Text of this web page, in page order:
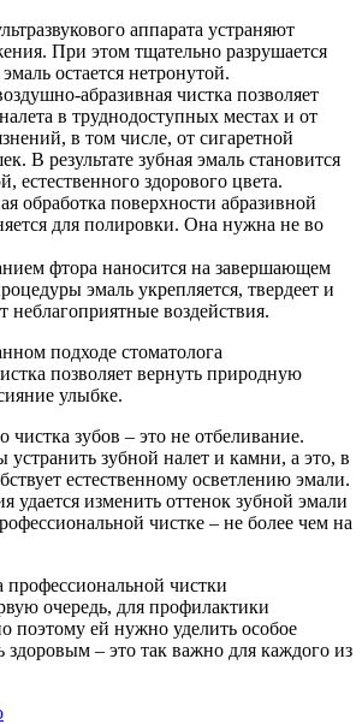
аппарата устраняют
При этом тщательно разрушается
остается нетронутой.
абразивная чистка позволяет
в труднодоступных местах и от
в том числе, от сигаретной
В результате зубная эмаль становится
естественного здорового цвета.
обработка поверхности абразивной
для полировки. Она нужна не во
фтора наносится на завершающем
эмаль укрепляется, твердеет и
неблагоприятные воздействия.
подходе стоматолога
позволяет вернуть природную
улыбке.
зубов – это не отбеливание.
зубной налет и камни, а это, в
естественному осветлению эмали.
удается изменить оттенок зубной эмали
чистке – не более чем на
чистки
очередь, для профилактики
поэтому ей нужно уделить особое
здоровым – это так важно для каждого из